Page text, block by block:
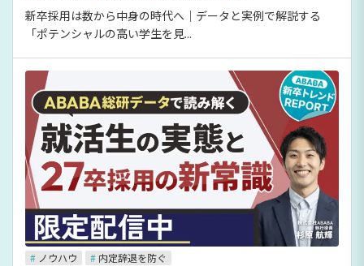
新卒採用は数から中身の時代へ｜データと実例で解説する
「ポテンシャルの高い学生を見...
# ノウハウ # 内定辞退を防ぐ